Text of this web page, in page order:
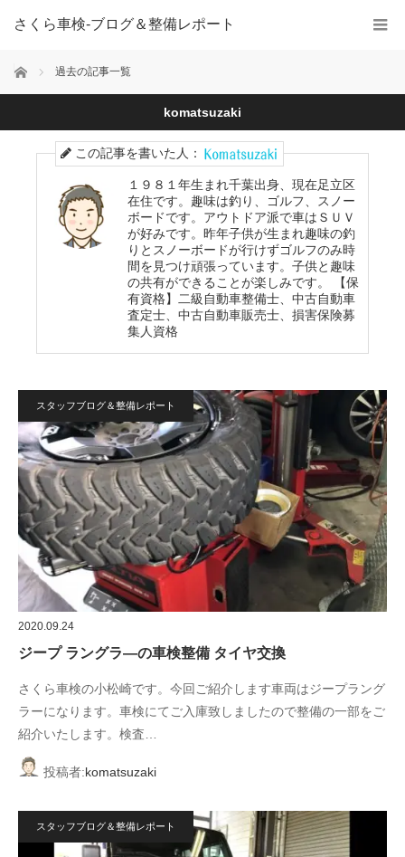
さくら車検‐ブログ＆整備レポート
ホーム 過去の記事一覧
komatsuzaki
この記事を書いた人：
１９８１年生まれ千葉出身、現在足立区
在住です。趣味は釣り、ゴルフ、スノー
ボードです。アウトドア派で車はＳＵＶ
が好みです。昨年子供が生まれ趣味の釣
りとスノーボードが行けずゴルフのみ時
間を見つけ頑張っています。子供と趣味
の共有ができることが楽しみです。 【保
有資格】二級自動車整備士、中古自動車
査定士、中古自動車販売士、損害保険募
集人資格
スタッフブログ＆整備レポート
2020.09.24
ジープ ラングラ―の車検整備 タイヤ交換
さくら車検の小松崎です。今回ご紹介します車両はジープラング
ラーになります。車検にてご入庫致しましたので整備の一部をご
紹介いたします。検査…
投稿者:komatsuzaki
スタッフブログ＆整備レポート